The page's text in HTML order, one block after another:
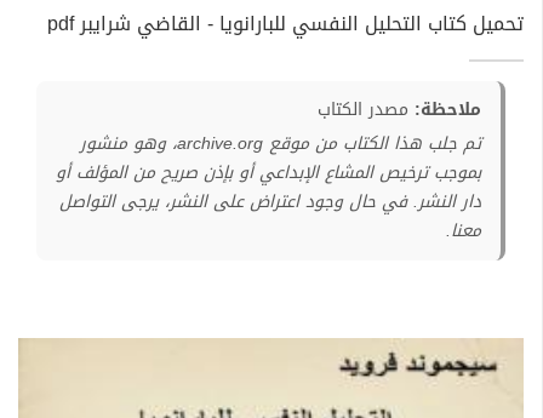
تحميل كتاب التحليل النفسي للبارانويا - القاضي شرايبر pdf
ملاحظة: مصدر الكتاب
تم جلب هذا الكتاب من موقع archive.org، وهو منشور
بموجب ترخيص المشاع الإبداعي أو بإذن صريح من المؤلف أو
دار النشر. في حال وجود اعتراض على النشر، يرجى التواصل
معنا.